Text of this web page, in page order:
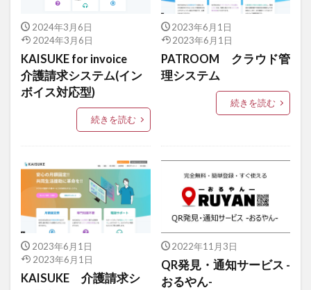
2024年3月6日
2024年3月6日
KAISUKE for invoice
介護請求システム(イン
ボイス対応型)
続きを読む
2023年6月1日
2023年6月1日
PATROOM クラウド管
理システム
続きを読む
2023年6月1日
2023年6月1日
KAISUKE 介護請求シ
2022年11月3日
QR発見・通知サービス -
おるやん-